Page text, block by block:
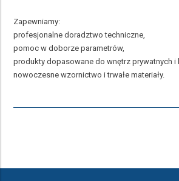
Zapewniamy:
profesjonalne doradztwo techniczne,
pomoc w doborze parametrów,
produkty dopasowane do wnętrz prywatnych i
nowoczesne wzornictwo i trwałe materiały.